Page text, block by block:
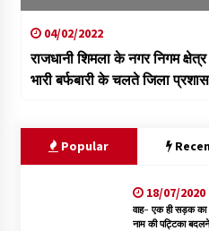
04/02/2022
राजधानी शिमला के नगर निगम
भारी बर्फबारी के चलते जिला
Popular
18/07/2020
वाह- एक ही सड़क का
नाम की पट्टिका